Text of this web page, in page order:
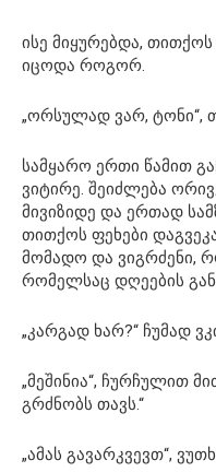
ისე მიყურებდა,
იცოდა როგორ.
„ორსულად ვარ, ტონი“,
სამყარო ერთი წამით
ვიტირე. შეიძლება
მივიზიდე და ერთად
თითქოს ფეხები
მომადო და ვიგრძენი,
რომელსაც დღეების
„კარგად ხარ?“ ჩუმად
„მეშინია“, ჩურჩულით
გრძნობს თავს.“
„ამას გავარკვევთ“,